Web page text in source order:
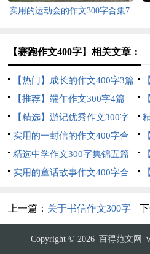
实用的运动会的作文300字合集7
【赛跑作文400字】相关文章：
【热门】成长的作文400字3篇
四
【推荐】端午作文300字4篇
【精选】游记优秀作文300字
四篇
实用的一封信的作文400字合
集7篇
集
精选中学作文300字集锦五篇
实用的童话故事作文400字合
上一篇： 关于书信作文300字
Copyright © 2026 百得范文网